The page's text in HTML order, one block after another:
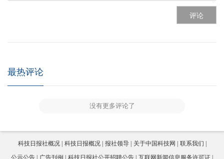
评论
最热评论
没有更多评论了
科技日报社概况 科技日报概况 报社领导 关于中国科技网
联系我们
公示公告
广告刊例 科技日报社公开招聘公告 互联网新闻信息服务许可证